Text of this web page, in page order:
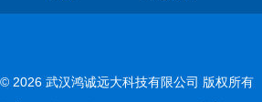
© 2026 武汉鸿诚远大科技有限公司 版权所有